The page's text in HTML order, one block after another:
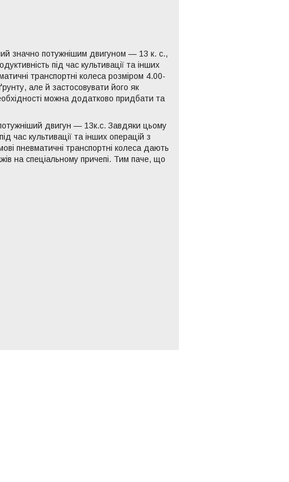
значно потужнішим двигуном — 13 к. с.,
під час культивації та інших
транспортні колеса розміром 4.00-
але й застосовувати його як
можна додатково придбати та
двигун — 13к.с. Завдяки цьому
час культивації та інших операцій з
пневматичні транспортні колеса дають
на спеціальному причепі. Тим паче, що